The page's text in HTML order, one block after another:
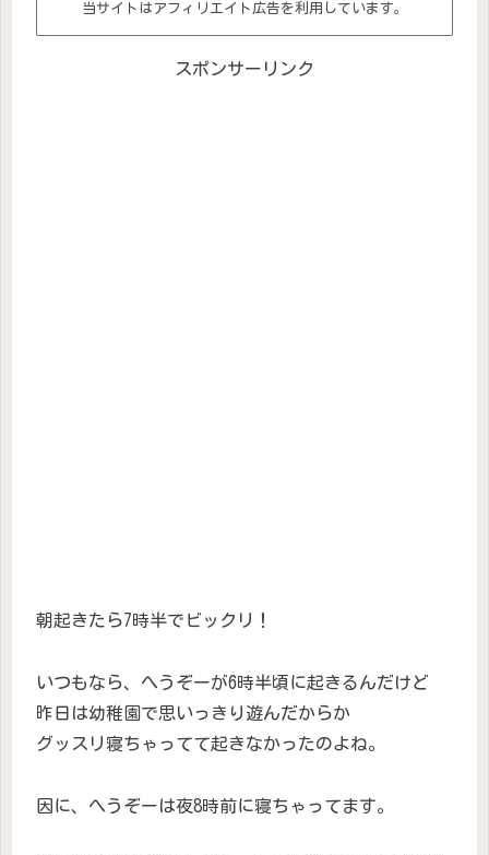
当サイトはアフィリエイト広告を利用しています。
スポンサーリンク
朝起きたら7時半でビックリ！
いつもなら、へうぞーが6時半頃に起きるんだけど
昨日は幼稚園で思いっきり遊んだからか
グッスリ寝ちゃってて起きなかったのよね。
因に、へうぞーは夜8時前に寝ちゃってます。